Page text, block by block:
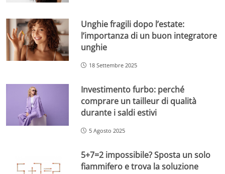
Unghie fragili dopo l’estate:
l’importanza di un buon integratore
unghie
18 Settembre 2025
Investimento furbo: perché
comprare un tailleur di qualità
durante i saldi estivi
5 Agosto 2025
5+7=2 impossibile? Sposta un solo
fiammifero e trova la soluzione